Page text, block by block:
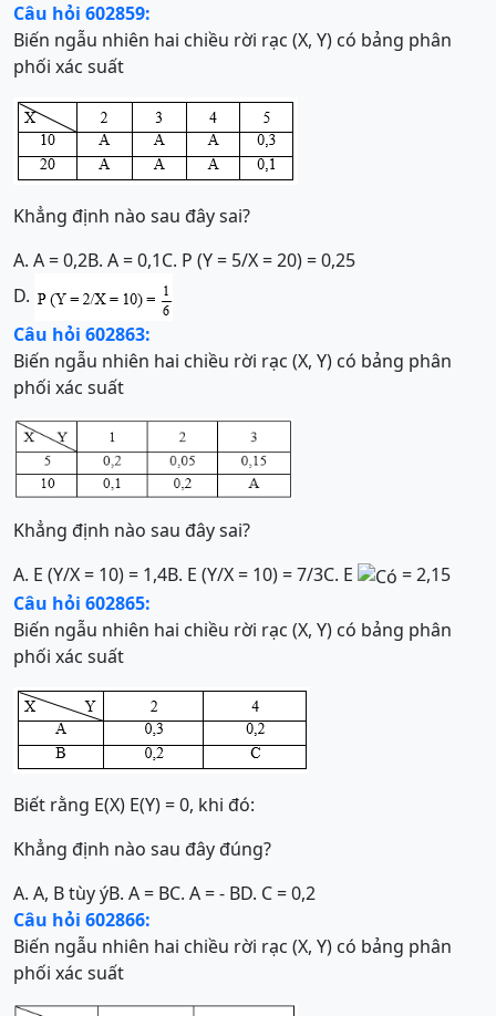
Câu hỏi 602859:
Biến ngẫu nhiên hai chiều rời rạc (X, Y) có bảng phân
phối xác suất
Khẳng định nào sau đây sai?
A. A = 0,2B. A = 0,1C. P (Y = 5/X = 20) = 0,25
D.
Câu hỏi 602863:
Biến ngẫu nhiên hai chiều rời rạc (X, Y) có bảng phân
phối xác suất
Khẳng định nào sau đây sai?
A. E (Y/X = 10) = 1,4B. E (Y/X = 10) = 7/3C. E
= 2,15
Câu hỏi 602865:
Biến ngẫu nhiên hai chiều rời rạc (X, Y) có bảng phân
phối xác suất
Biết rằng E(X) E(Y) = 0, khi đó:
Khẳng định nào sau đây đúng?
A. A, B tùy ýB. A = BC. A = - BD. C = 0,2
Câu hỏi 602866:
Biến ngẫu nhiên hai chiều rời rạc (X, Y) có bảng phân
phối xác suất